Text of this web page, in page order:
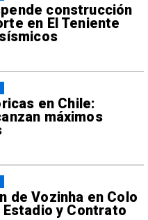
construcción
en El Teniente
en Chile:
máximos
de Vozinha en Colo
Estadio y Contrato